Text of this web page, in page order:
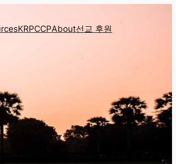
KRPCCPAbout선교 후원